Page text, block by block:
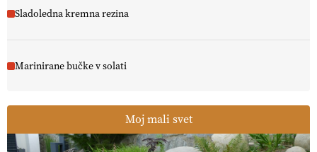
Sladoledna kremna rezina
Marinirane bučke v solati
Moj mali svet